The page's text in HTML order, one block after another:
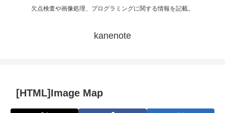
欠点検査や画像処理、プログラミングに関する情報を記載。
kanenote
[HTML]Image Map